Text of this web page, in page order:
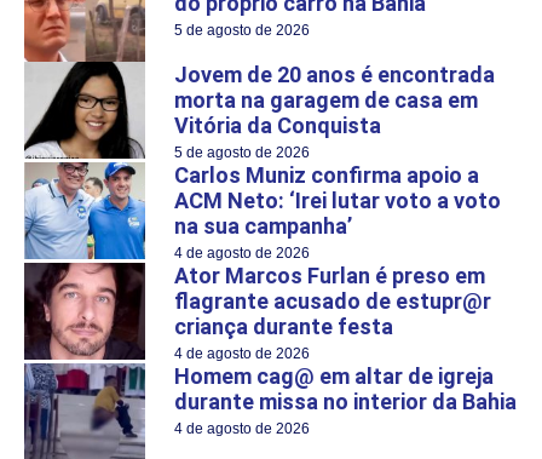
5 de agosto de 2026
Jovem de 20 anos é encontrada
morta na garagem de casa em
Vitória da Conquista
5 de agosto de 2026
Carlos Muniz confirma apoio a
ACM Neto: ‘Irei lutar voto a voto
na sua campanha’
4 de agosto de 2026
Ator Marcos Furlan é preso em
flagrante acusado de estupr@r
criança durante festa
4 de agosto de 2026
Homem cag@ em altar de igreja
durante missa no interior da Bahia
4 de agosto de 2026